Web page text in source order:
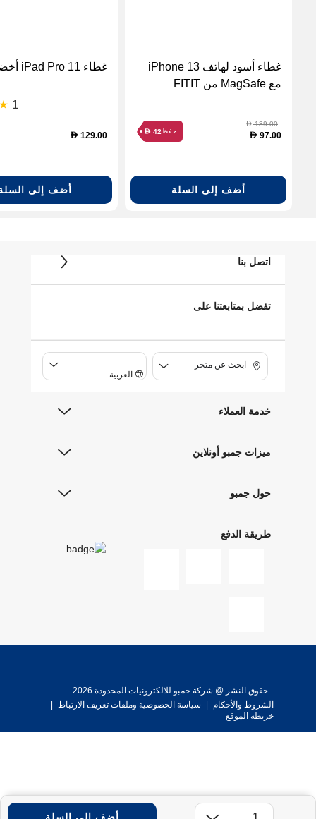
أضف إلى السلة
غطاء أسود لهاتف iPhone 13
مع MagSafe من FITIT
D139.00
D 97.00 حفظ D 42
أضف إلى السلة
غطاء iPad Pro 11 أخضر
1
D 129.00
أضف إلى
اتصل بنا
تفضل بمتابعتنا على
ابحث عن متجر
العربية
خدمة العملاء
ميزات جمبو أونلاين
حول جمبو
طريقة الدفع
حقوق النشر @ شركة جمبو للالكترونيات المحدودة 2026
الشروط والأحكام
سياسة الخصوصية وملفات تعريف الارتباط
خريطة الموقع